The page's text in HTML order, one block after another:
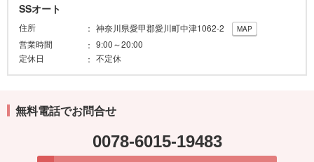
SSオート
住所 神奈川県愛甲郡愛川町中津1062-2 MAP
営業時間
9:00～20:00
定休日
不定休
無料電話でお問合せ
0078-6015-19483